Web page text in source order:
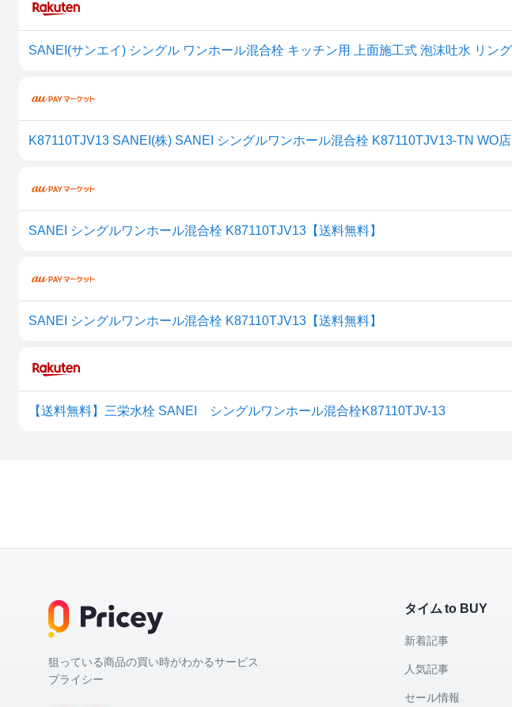
K87110TJV13 SANEI(株) SANEI シングルワンホール混合栓 K87110TJV13-TN WO店
SANEI シングルワンホール混合栓 K87110TJV13【送料無料】
SANEI シングルワンホール混合栓 K87110TJV13【送料無料】
【送料無料】三栄水栓 SANEI シングルワンホール混合栓K87110TJV-13
狙っている商品の買い時がわかるサービス
プライシー
タイム to BUY
新着記事
人気記事
セール情報